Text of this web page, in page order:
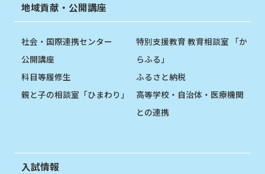
地域貢献・公開講座
社会・国際連携センター
公開講座
科目等履修生
親と子の相談室「ひまわり」
特別支援教育 教育相談室 「か
らふる」
ふるさと納税
高等学校・自治体・医療機関
との連携
入試情報